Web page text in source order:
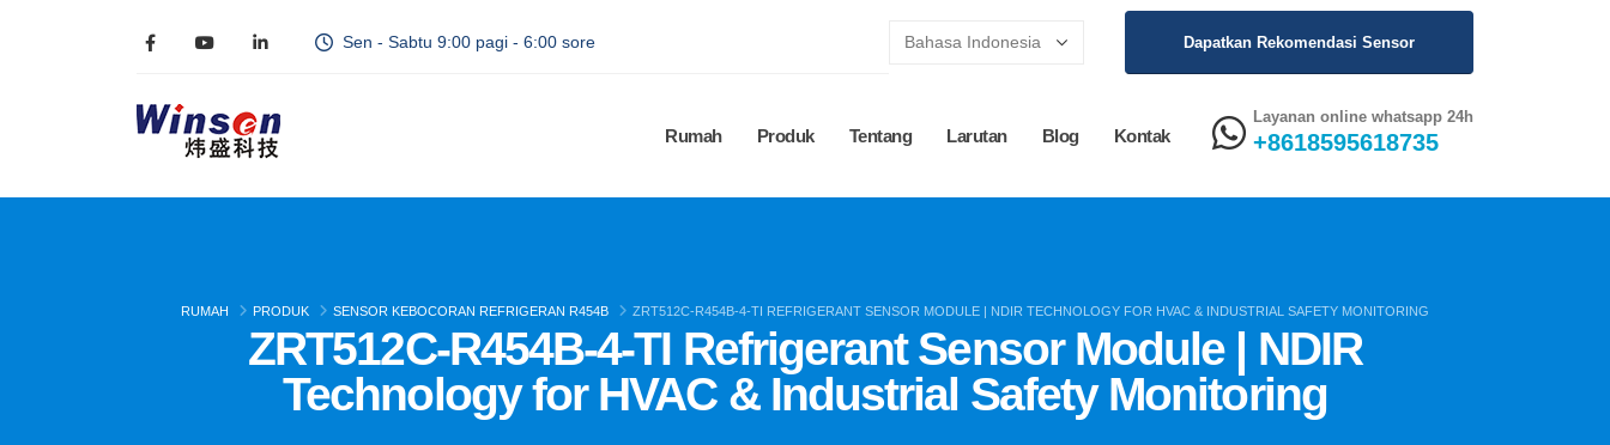
Sen - Sabtu 9:00 pagi - 6:00 sore Dapatkan Rekomendasi Sensor
Rumah Produk Tentang Larutan Blog Kontak
Layanan online whatsapp 24h
+8618595618735
RUMAH PRODUK SENSOR KEBOCORAN REFRIGERAN R454B ZRT512C-R454B-4-TI REFRIGERANT SENSOR MODULE | NDIR TECHNOLOGY FOR HVAC & INDUSTRIAL SAFETY MONITORING
ZRT512C-R454B-4-TI Refrigerant Sensor Module | NDIR
Technology for HVAC & Industrial Safety Monitoring